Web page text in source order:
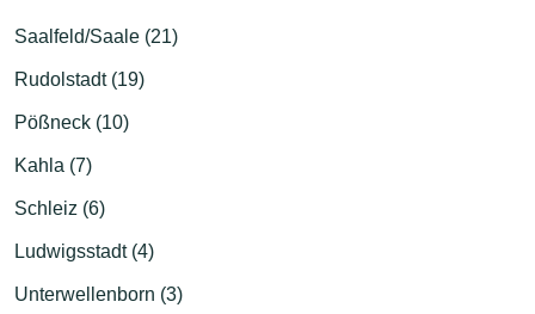
Saalfeld/Saale (21)
Rudolstadt (19)
Pößneck (10)
Kahla (7)
Schleiz (6)
Ludwigsstadt (4)
Unterwellenborn (3)